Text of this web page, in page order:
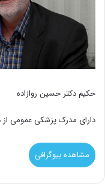
حکیم دکتر حسین روازاده
دارای مدرک پزشکی عمومی از
مشاهده بیوگرافی